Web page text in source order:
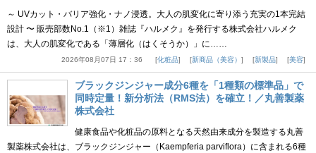
～ UVカット・バリア強化・ナノ浸透。大人の肌変化に寄り添う充実の1本完結
設計 〜 販売部数No.1（※1）雑誌『ハルメク』を発行する株式会社ハルメク
は、大人の肌変化である「薄層化（はくそうか）」に……
2026年08月07日 17：36 化粧品 新商品（美容） 新製品 美容
ブラックジンジャー成分6種を「1種類の標準品」で
同時定量！新分析法（RMS法）を確立！／丸善製薬
株式会社
健康食品や化粧品の原料となる天然由来成分を製造する丸善
製薬株式会社は、ブラックジンジャー（Kaempferia parviflora）に含まれる6種